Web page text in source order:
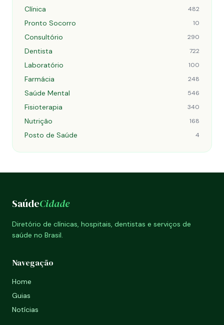
Clínica 482
Pronto Socorro 10
Consultório 290
Dentista 722
Laboratório 100
Farmácia 248
Saúde Mental 546
Fisioterapia 340
Nutrição 168
Posto de Saúde 4
SaúdeCidade
Diretório de clínicas, hospitais, dentistas e serviços de
saúde no Brasil.
Navegação
Home
Guias
Notícias